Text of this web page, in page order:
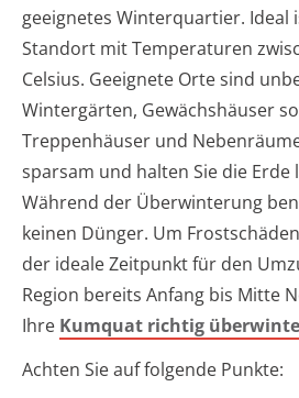
geeignetes Winterquartier. Ideal
Standort mit Temperaturen
Celsius. Geeignete Orte sind
Wintergärten, Gewächshäuser
Treppenhäuser und
sparsam und halten Sie die Erde
Während der Überwinterung
keinen Dünger. Um
der ideale Zeitpunkt für den
Region bereits Anfang bis Mitte
Ihre Kumquat richtig
Achten Sie auf folgende Punkte: